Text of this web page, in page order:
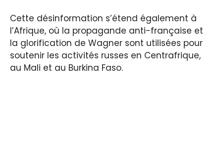
Cette désinformation s’étend également à
l’Afrique, où la propagande anti-française et
la glorification de Wagner sont utilisées pour
soutenir les activités russes en Centrafrique,
au Mali et au Burkina Faso.